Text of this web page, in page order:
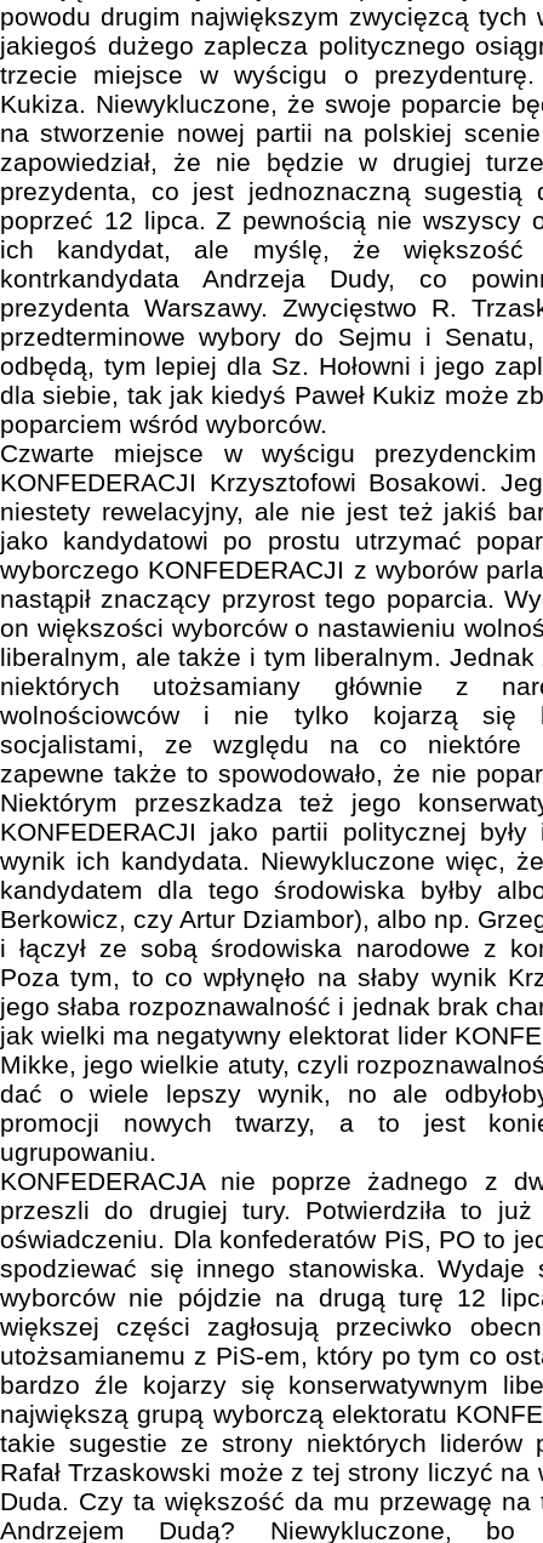
powodu drugim największym zwycięzcą tych
jakiegoś dużego zaplecza politycznego
trzecie miejsce w wyścigu o
Kukiza. Niewykluczone, że swoje poparcie
na stworzenie nowej partii na polskiej
zapowiedział, że nie będzie w drugiej
prezydenta, co jest jednoznaczną sugestią
poprzeć 12 lipca. Z pewnością nie wszyscy
ich kandydat, ale myślę, że
kontrkandydata Andrzeja Dudy, co
prezydenta Warszawy. Zwycięstwo R.
przedterminowe wybory do Sejmu i
odbędą, tym lepiej dla Sz. Hołowni i jego
dla siebie, tak jak kiedyś Paweł Kukiz może
poparciem wśród wyborców.
Czwarte miejsce w wyścigu prezydenckim
KONFEDERACJI Krzysztofowi Bosakowi.
niestety rewelacyjny, ale nie jest też jakiś
jako kandydatowi po prostu utrzymać
wyborczego KONFEDERACJI z wyborów
nastąpił znaczący przyrost tego poparcia.
on większości wyborców o nastawieniu
liberalnym, ale także i tym liberalnym.
niektórych utożsamiany głównie z
wolnościowców i nie tylko kojarzą się
socjalistami, ze względu na co niektóre
zapewne także to spowodowało, że nie
Niektórym przeszkadza też jego
KONFEDERACJI jako partii politycznej
wynik ich kandydata. Niewykluczone więc,
kandydatem dla tego środowiska byłby
Berkowicz, czy Artur Dziambor), albo np.
i łączył ze sobą środowiska narodowe z
Poza tym, to co wpłynęło na słaby wynik
jego słaba rozpoznawalność i jednak brak
jak wielki ma negatywny elektorat lider
Mikke, jego wielkie atuty, czyli
dać o wiele lepszy wynik, no ale
promocji nowych twarzy, a to jest
ugrupowaniu.
KONFEDERACJA nie poprze żadnego z
przeszli do drugiej tury. Potwierdziła to
oświadczeniu. Dla konfederatów PiS, PO to
spodziewać się innego stanowiska.
wyborców nie pójdzie na drugą turę 12
większej części zagłosują przeciwko
utożsamianemu z PiS-em, który po tym co
bardzo źle kojarzy się konserwatywnym
największą grupą wyborczą elektoratu
takie sugestie ze strony niektórych liderów
Rafał Trzaskowski może z tej strony liczyć na
Duda. Czy ta większość da mu przewagę
Andrzejem Dudą? Niewykluczone,